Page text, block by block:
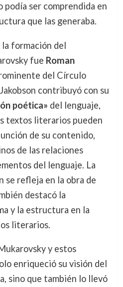
podía ser comprendida en
que las generaba.
formación del
fue Roman
del Círculo
contribuyó con su
poética» del lenguaje,
textos literarios pueden
de su contenido,
de las relaciones
del lenguaje. La
se refleja en la obra de
destacó la
y la estructura en la
literarios.
y estos
enriqueció su visión del
sino que también lo llevó